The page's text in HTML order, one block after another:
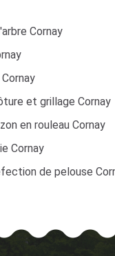
Cornay
et grillage Cornay
en rouleau Cornay
Cornay
de pelouse